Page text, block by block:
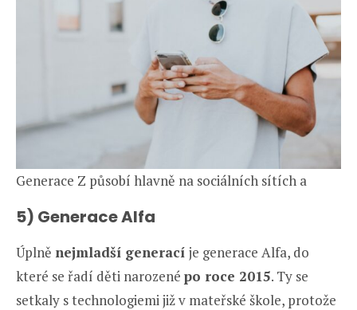
Generace Z působí hlavně na sociálních sítích a
5) Generace Alfa
Úplně nejmladší generací je generace Alfa, do
které se řadí děti narozené po roce 2015. Ty se
setkaly s technologiemi již v mateřské škole, protože